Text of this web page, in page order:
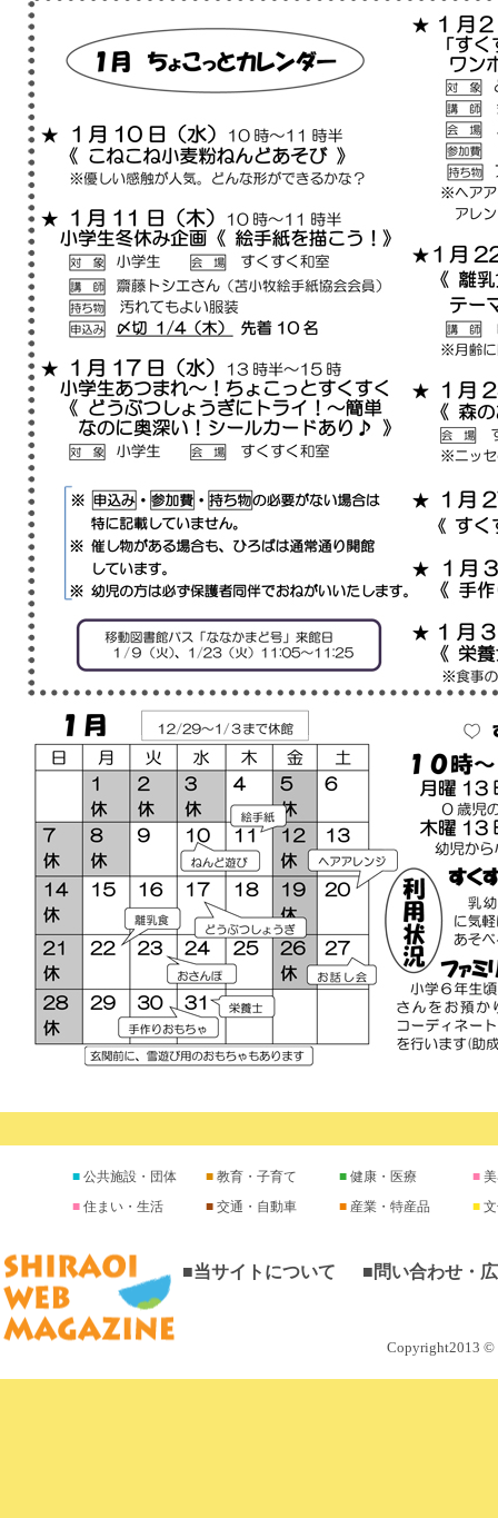
公共施設・団体 教育・子育て 健康・医療
住まい・生活
交通・自動車 産業・特産品
■当サイトについて ■問い合わせ・
Copyright2013 ©